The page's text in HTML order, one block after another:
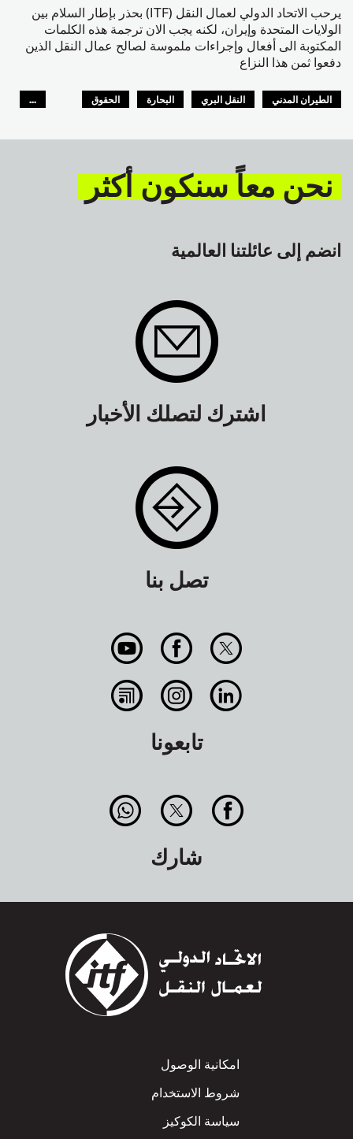
يرحب الاتحاد الدولي لعمال النقل (ITF) بحذر بإطار السلام بين
الولايات المتحدة وإيران، لكنه يجب الان ترجمة هذه الكلمات
المكتوبة الى أفعال وإجراءات ملموسة لصالح عمال النقل الذين
دفعوا ثمن هذا النزاع
الطيران المدني النقل البري البحارة
الحقوق
...
نحن معاً سنكون أكثر
انضم إلى عائلتنا العالمية
اشترك لتصلك الأخبار
تصل بنا
تابعونا
شارك
Footer
امكانية الوصول
شروط الاستخدام
سياسة الكوكيز